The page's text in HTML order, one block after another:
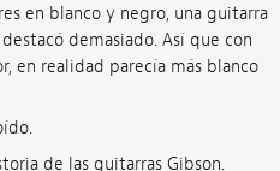
en blanco y negro, una guitarra
demasiado. Así que con
en realidad parecía más blanco
de las guitarras Gibson.